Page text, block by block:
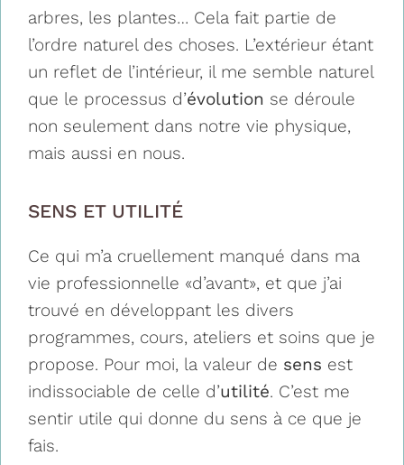
arbres, les plantes… Cela fait partie de
l’ordre naturel des choses. L’extérieur étant
un reflet de l’intérieur, il me semble naturel
que le processus d’évolution se déroule
non seulement dans notre vie physique,
mais aussi en nous.
SENS ET UTILITÉ
Ce qui m’a cruellement manqué dans ma
vie professionnelle «d’avant», et que j’ai
trouvé en développant les divers
programmes, cours, ateliers et soins que je
propose. Pour moi, la valeur de sens est
indissociable de celle d’utilité. C’est me
sentir utile qui donne du sens à ce que je
fais.